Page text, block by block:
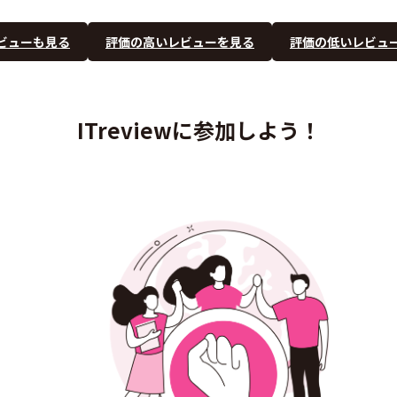
ューも見る 評価の高いレビューを見る 評価の低いレビュ
ITreviewに参加しよう！